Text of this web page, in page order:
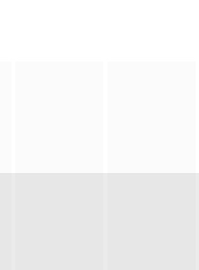
脱困境
中觉醒绑定逆天系统，靠水系启灵死里逃生